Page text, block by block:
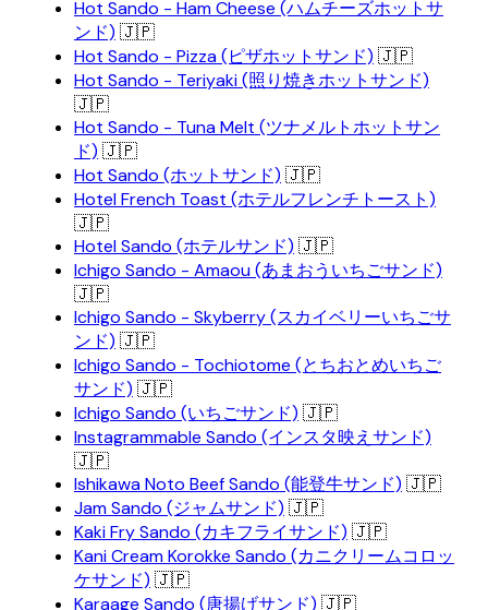
Hot Sando - Ham Cheese (ハムチーズホットサ
ンド) 🇯🇵
Hot Sando - Pizza (ピザホットサンド) 🇯🇵
Hot Sando - Teriyaki (照り焼きホットサンド)
🇯🇵
Hot Sando - Tuna Melt (ツナメルトホットサン
ド) 🇯🇵
Hot Sando (ホットサンド) 🇯🇵
Hotel French Toast (ホテルフレンチトースト)
🇯🇵
Hotel Sando (ホテルサンド) 🇯🇵
Ichigo Sando - Amaou (あまおういちごサンド)
🇯🇵
Ichigo Sando - Skyberry (スカイベリーいちごサ
ンド) 🇯🇵
Ichigo Sando - Tochiotome (とちおとめいちご
サンド) 🇯🇵
Ichigo Sando (いちごサンド) 🇯🇵
Instagrammable Sando (インスタ映えサンド)
🇯🇵
Ishikawa Noto Beef Sando (能登牛サンド) 🇯🇵
Jam Sando (ジャムサンド) 🇯🇵
Kaki Fry Sando (カキフライサンド) 🇯🇵
Kani Cream Korokke Sando (カニクリームコロッ
ケサンド) 🇯🇵
Karaage Sando (唐揚げサンド) 🇯🇵